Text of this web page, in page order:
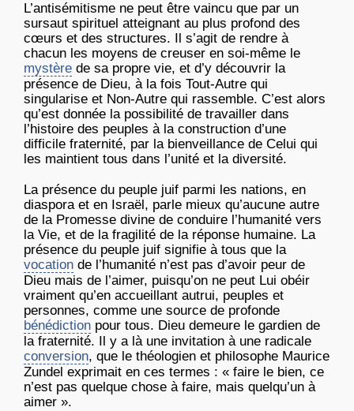
L’antisémitisme ne peut être vaincu que par un
sursaut spirituel atteignant au plus profond des
cœurs et des structures. Il s’agit de rendre à
chacun les moyens de creuser en soi-même le
mystère de sa propre vie, et d’y découvrir la
présence de Dieu, à la fois Tout-Autre qui
singularise et Non-Autre qui rassemble. C’est alors
qu’est donnée la possibilité de travailler dans
l’histoire des peuples à la construction d’une
difficile fraternité, par la bienveillance de Celui qui
les maintient tous dans l’unité et la diversité.
La présence du peuple juif parmi les nations, en
diaspora et en Israël, parle mieux qu’aucune autre
de la Promesse divine de conduire l’humanité vers
la Vie, et de la fragilité de la réponse humaine. La
présence du peuple juif signifie à tous que la
vocation de l’humanité n’est pas d’avoir peur de
Dieu mais de l’aimer, puisqu’on ne peut Lui obéir
vraiment qu’en accueillant autrui, peuples et
personnes, comme une source de profonde
bénédiction pour tous. Dieu demeure le gardien de
la fraternité. Il y a là une invitation à une radicale
conversion, que le théologien et philosophe Maurice
Zundel exprimait en ces termes : « faire le bien, ce
n’est pas quelque chose à faire, mais quelqu’un à
aimer ».